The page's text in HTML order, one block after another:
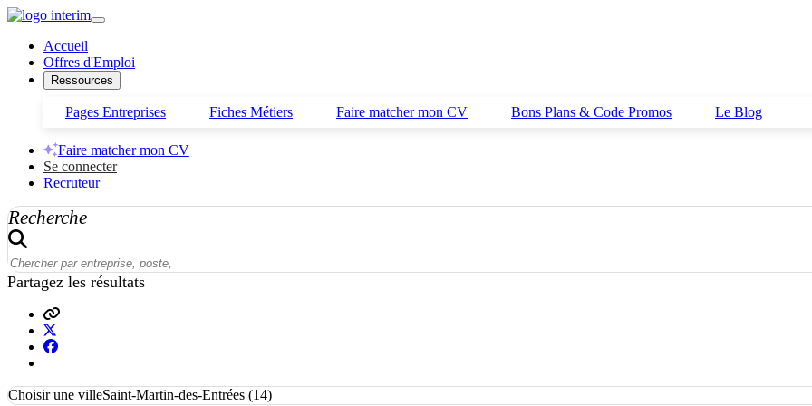
Accueil
Offres d'Emploi
Ressources
Pages Entreprises Fiches Métiers Faire matcher mon CV Bons Plans & Code Promos Le Blog
Faire matcher mon CV
Se connecter
Recruteur
Recherche
Partagez les résultats
Choisir une villeSaint-Martin-des-Entrées (14)